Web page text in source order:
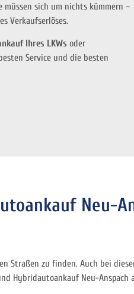
müssen sich um nichts kümmern –
Verkaufserlöses.
Ihres LKWs oder
Service und die besten
Neu-
zu finden. Auch bei
Hybridautoankauf Neu-